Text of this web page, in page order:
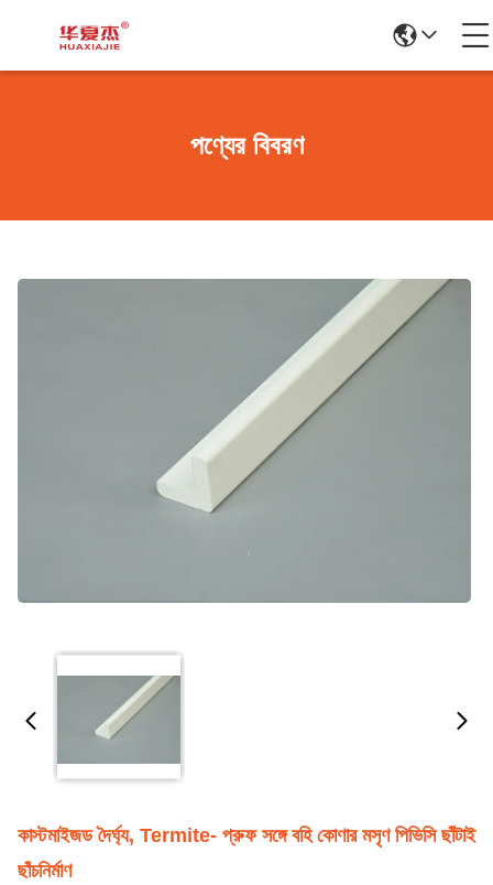
পণ্যের বিবরণ
কাস্টমাইজড দৈর্ঘ্য, Termite- প্রুফ সঙ্গে বহি কোণার মসৃণ পিভিসি ছাঁটাই
ছাঁচনির্মাণ